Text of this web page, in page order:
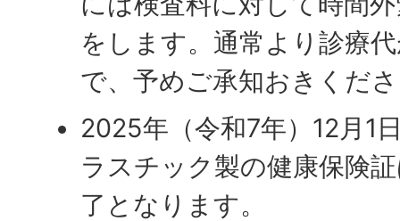
をします。通常より診療
で、予めご承知おきくだ
2025年（令和7年）12月1
ラスチック製の健康保険
了となります。